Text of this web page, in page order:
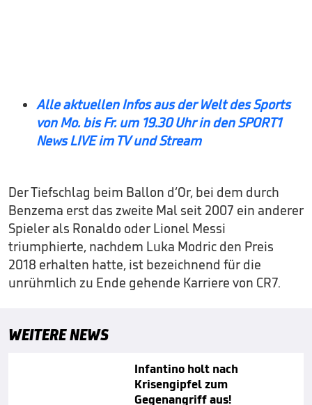
Alle aktuellen Infos aus der Welt des Sports
von Mo. bis Fr. um 19.30 Uhr in den SPORT1
News LIVE im TV und Stream
Der Tiefschlag beim Ballon d‘Or, bei dem durch
Benzema erst das zweite Mal seit 2007 ein anderer
Spieler als Ronaldo oder Lionel Messi
triumphierte, nachdem Luka Modric den Preis
2018 erhalten hatte, ist bezeichnend für die
unrühmlich zu Ende gehende Karriere von CR7.
WEITERE NEWS
Infantino holt nach
Krisengipfel zum
Gegenangriff aus!